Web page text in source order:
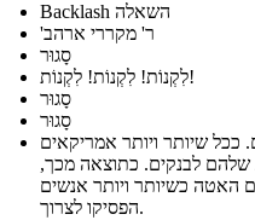
Backlash השאלה
'ר' מקררי ארהב
סָגוּר
לִקְנוֹת! לִקְנוֹת! לִקְנוֹת!
סָגוּר
סָגוּר
שיותר ויותר אמריקאים
שלהם לבנקים. כתוצאה מכך,
האטה כשיותר ויותר אנשים
הפסיקו לצרוך.